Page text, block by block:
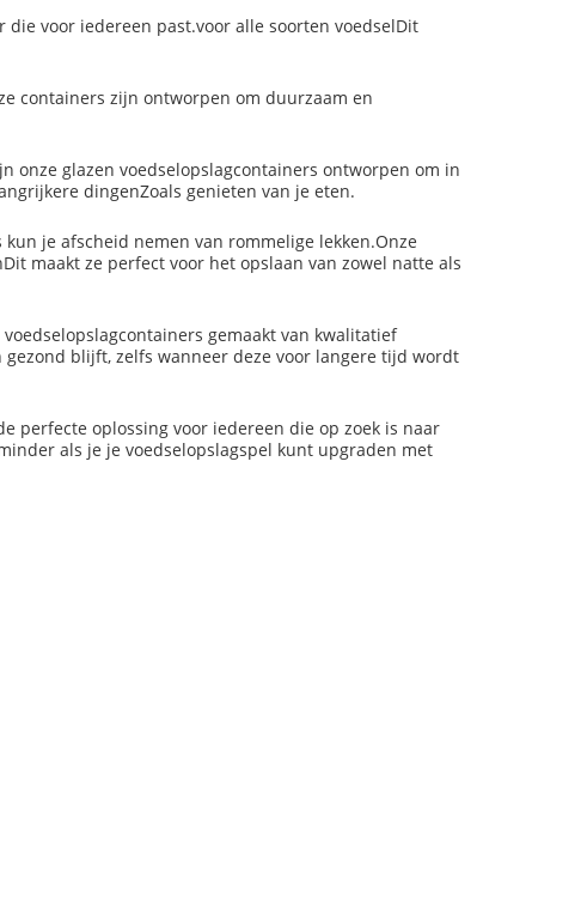
die voor iedereen past.voor alle soorten voedselDit
containers zijn ontworpen om duurzaam en
onze glazen voedselopslagcontainers ontworpen om in
dingenZoals genieten van je eten.
je afscheid nemen van rommelige lekken.Onze
maakt ze perfect voor het opslaan van zowel natte als
gemaakt van kwalitatief
blijft, zelfs wanneer deze voor langere tijd wordt
perfecte oplossing voor iedereen die op zoek is naar
als je je voedselopslagspel kunt upgraden met